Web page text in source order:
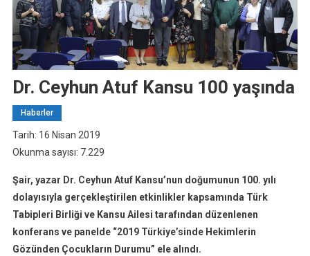
Dr. Ceyhun Atuf Kansu 100 yaşında
Haberler
Tarih: 16 Nisan 2019
Okunma sayısı: 7.229
Şair, yazar Dr. Ceyhun Atuf Kansu’nun doğumunun 100. yılı
dolayısıyla gerçekleştirilen etkinlikler kapsamında Türk
Tabipleri Birliği ve Kansu Ailesi tarafından düzenlenen
konferans ve panelde “2019 Türkiye’sinde Hekimlerin
Gözünden Çocukların Durumu” ele alındı.